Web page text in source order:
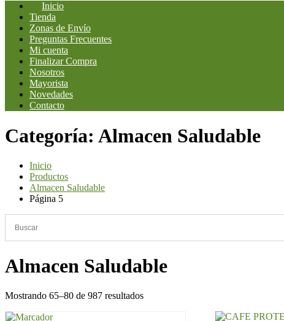
Inicio
Tienda
Zonas de Envío
Preguntas Frecuentes
Mi cuenta
Finalizar Compra
Nosotros
Mayorista
Novedades
Contacto
Categoría: Almacen Saludable
Inicio
Productos
Almacen Saludable
Página 5
Almacen Saludable
Mostrando 65–80 de 987 resultados